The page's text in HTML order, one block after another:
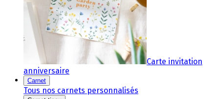
Carte invitation
anniversaire
Carnet
Tous nos carnets personnalisés